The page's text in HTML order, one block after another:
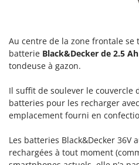
Pompes d'irrigation à
Pompes immergées
Postes à souder
Presses à pellets
Pressoirs à fruits
Pressoirs à Raisin
Ginko - MGM
Gipeco
Girmi
GRAEF
Gre
GreenBay
Greenworks
Au centre de la zone frontale
batterie Black&Decker de 2.5 Ah
tondeuse à gazon.
Il suffit de soulever le couvercle
batteries pour les recharger
emplacement fourni en
Les batteries Black&Decker
rechargées à tout moment